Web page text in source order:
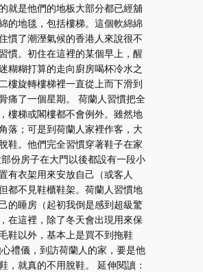
就是他們的地板大部分都已經舖
的地毯，包括樓梯。這個軟綿綿
慣了潮溼氣候的香港人來說很不
慣。初住在這裡的某個早上，醒
糊糊打算的走向廚房喝杯冷水之
樓旋轉樓梯裡一直從上而下滑到
痛了一個星期。 荷蘭人習慣把全
樓梯或閣樓都不會例外。雖然地
落；可是到荷蘭人家裡作客，大
鞋。他們完全習慣穿著鞋子在家
份房子在大門以後都設有一段小
有衣架用來安放自己（或客人
都不見鞋櫃鞋架。荷蘭人習慣地
的睡房（起初我倒是感到超級驚
在這裡，除了冬天會出現用來保
鞋以外，基本上是買不到拖鞋
禮儀，到訪荷蘭人的家，要是他
，就真的不用脫鞋。 延伸閱讀：